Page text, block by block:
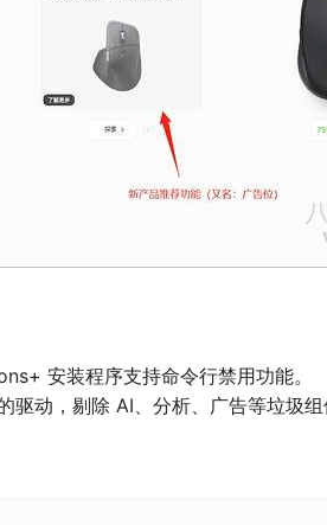
安装程序支持命令行禁用功能。
动，剔除 AI、分析、广告等垃圾组